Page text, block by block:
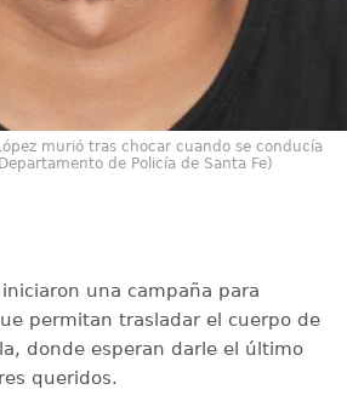
murió tras chocar cuando se conducía
de Policía de Santa Fe)
una campaña para
permitan trasladar el cuerpo de
donde esperan darle el último
queridos.